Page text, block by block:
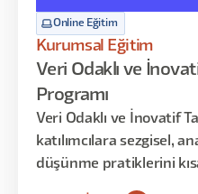
Online Eğitim
Kurumsal Eğitim
Veri Odaklı ve
Programı
Veri Odaklı ve İnovatif
katılımcılara sezgisel,
düşünme pratiklerini